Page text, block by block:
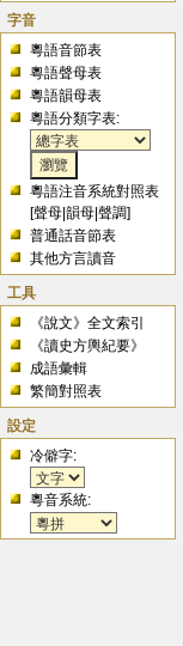
字音
粵語音節表
粵語聲母表
粵語韻母表
粵語分類字表:
粵語注音系統對照表
[聲母 |韻母 |聲調]
普通話音節表
其他方言讀音
工具
《說文》全文索引
《讀史方輿紀要》
成語彙輯
繁簡對照表
設定
冷僻字:
粵音系統: